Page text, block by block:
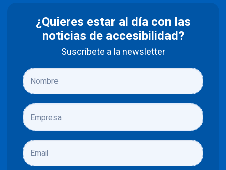
¿Quieres estar al día con las
noticias de accesibilidad?
Suscríbete a la newsletter